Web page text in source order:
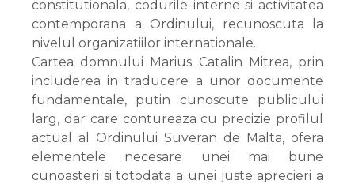
constitutionala, codurile interne si activitatea
contemporana a Ordinului, recunoscuta la
nivelul organizatiilor internationale.
Cartea domnului Marius Catalin Mitrea, prin
includerea in traducere a unor documente
fundamentale, putin cunoscute publicului
larg, dar care contureaza cu precizie profilul
actual al Ordinului Suveran de Malta, ofera
elementele necesare unei mai bune
cunoasteri si totodata a unei juste aprecieri a